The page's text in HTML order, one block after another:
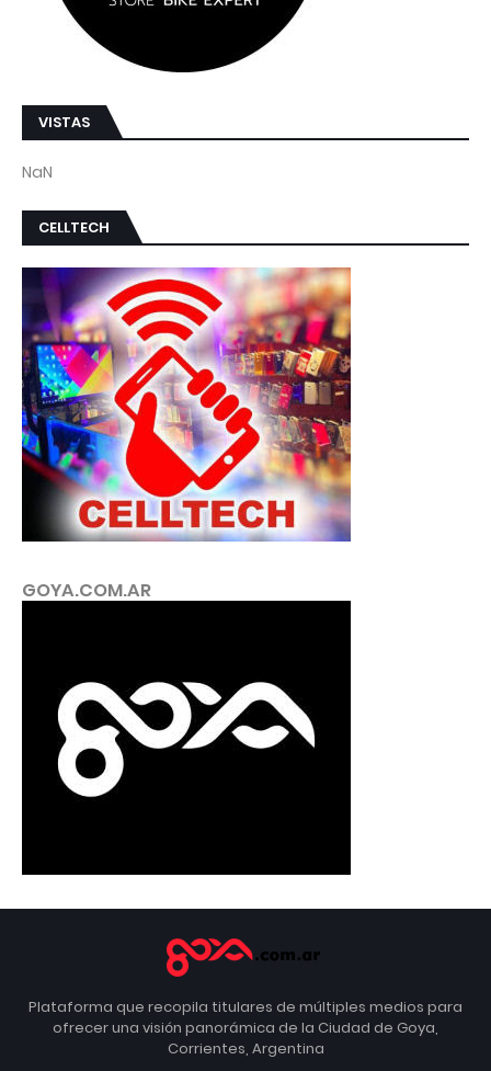
VISTAS
NaN
CELLTECH
GOYA.COM.AR
Plataforma que recopila titulares de múltiples medios para
ofrecer una visión panorámica de la Ciudad de Goya,
Corrientes, Argentina